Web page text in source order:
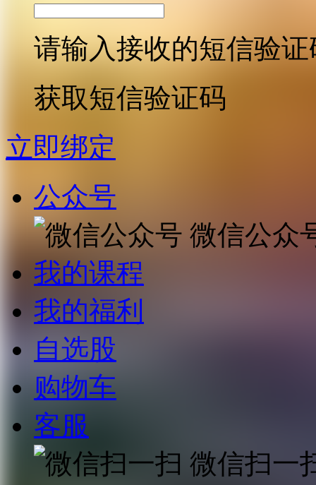
请输入接收的短信验证
获取短信验证码
立即绑定
公众号
微信公众
我的课程
我的福利
自选股
购物车
客服
微信扫一